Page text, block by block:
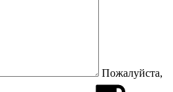
Пожалуйста,